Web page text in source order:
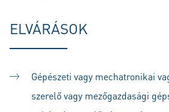
ELVÁRÁSOK
Gépészeti vagy mechatronikai
szerelő vagy mezőgazdasági